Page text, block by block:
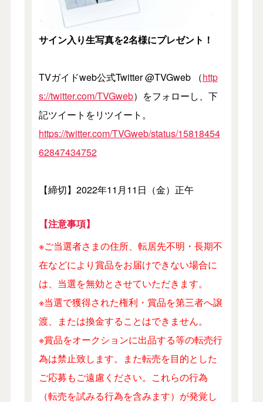
サイン入り生写真を2名様にプレゼント！
TVガイドweb公式Twitter @TVGweb （http
s://twitter.com/TVGweb）をフォローし、下
記ツイートをリツイート。
https://twitter.com/TVGweb/status/15818454
62847434752
【締切】2022年11月11日（金）正午
【注意事項】
※ご当選者さまの住所、転居先不明・長期不
在などにより賞品をお届けできない場合に
は、当選を無効とさせていただきます。
※当選で獲得された権利・賞品を第三者へ譲
渡、または換金することはできません。
※賞品をオークションに出品する等の転売行
為は禁止致します。また転売を目的とした
ご応募もご遠慮ください。これらの行為
（転売を試みる行為を含みます）が発覚し